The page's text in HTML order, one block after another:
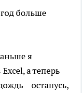
больше
я
а теперь
– останусь,